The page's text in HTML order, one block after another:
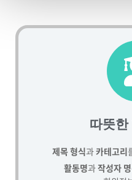
따뜻한
제목 형식과카테고리
활동명과작성자 명